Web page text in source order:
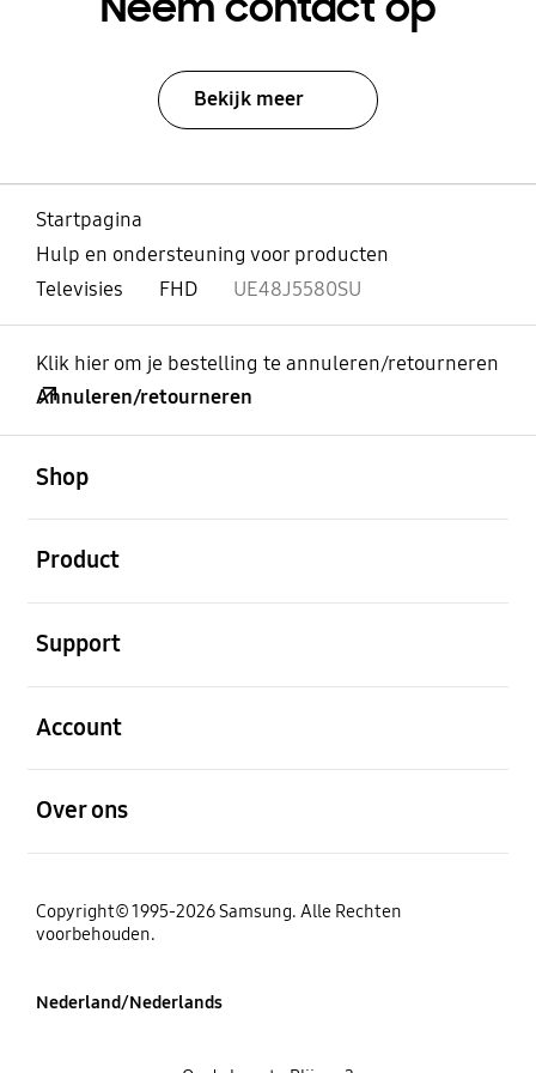
Bekijk meer
Startpagina
Hulp en ondersteuning voor producten
Televisies
FHD UE48J5580SU
Klik hier om je bestelling te annuleren/retourneren
Annuleren/retourneren
Shop
Product
Support
Account
Over ons
Copyright© 1995-2026 Samsung. Alle Rechten
voorbehouden.
Nederland/Nederlands